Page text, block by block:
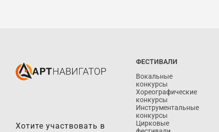
Хотите участвовать в
ФЕСТИВАЛИ
Вокальные
конкурсы
Хореографические
конкурсы
Инструментальные
конкурсы
Цирковые